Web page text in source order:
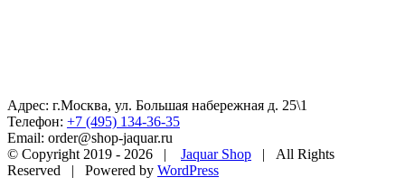
Адрес: г.Москва, ул. Большая набережная д. 25\1
Телефон: +7 (495) 134-36-35
Email: order@shop-jaquar.ru
© Copyright 2019 - 2026 | Jaquar Shop | All Rights
Reserved | Powered by WordPress